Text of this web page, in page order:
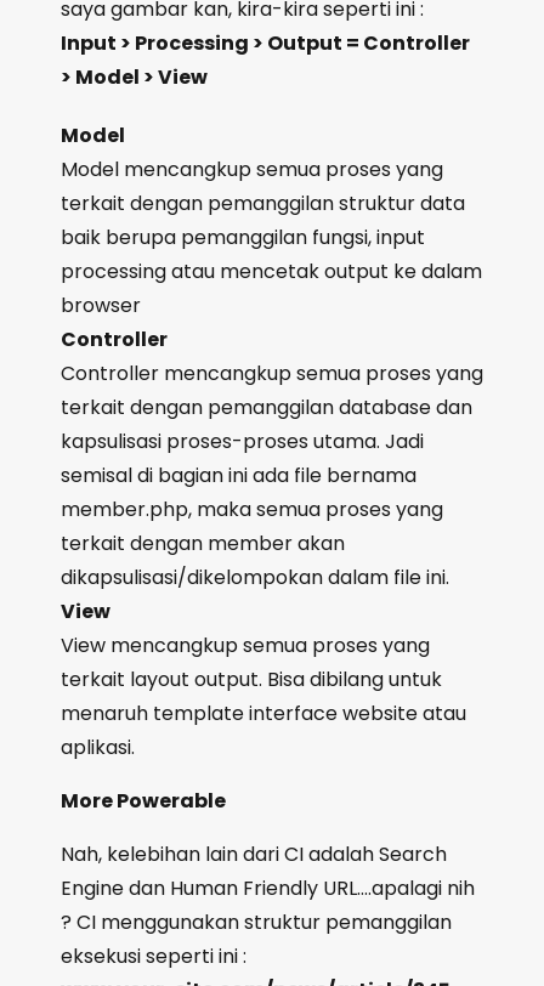
saya gambar kan, kira-kira seperti ini :
Input > Processing > Output = Controller
> Model > View
Model
Model mencangkup semua proses yang
terkait dengan pemanggilan struktur data
baik berupa pemanggilan fungsi, input
processing atau mencetak output ke dalam
browser
Controller
Controller mencangkup semua proses yang
terkait dengan pemanggilan database dan
kapsulisasi proses-proses utama. Jadi
semisal di bagian ini ada file bernama
member.php, maka semua proses yang
terkait dengan member akan
dikapsulisasi/dikelompokan dalam file ini.
View
View mencangkup semua proses yang
terkait layout output. Bisa dibilang untuk
menaruh template interface website atau
aplikasi.
More Powerable
Nah, kelebihan lain dari CI adalah Search
Engine dan Human Friendly URL….apalagi nih
? CI menggunakan struktur pemanggilan
eksekusi seperti ini :